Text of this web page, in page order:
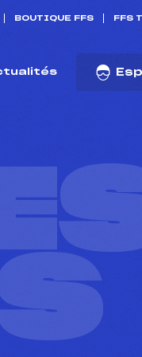
BOUTIQUE FFS FFS